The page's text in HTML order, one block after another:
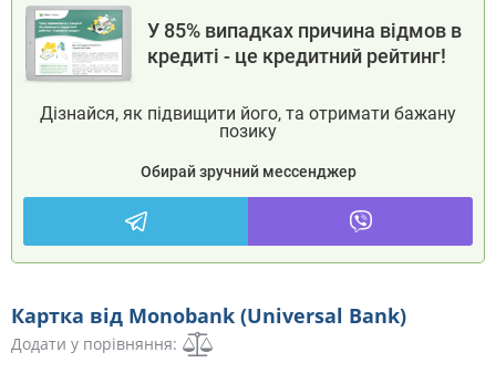
У 85% випадках причина відмов в
кредиті - це кредитний рейтинг!
Дізнайся, як підвищити його, та отримати бажану
позику
Обирай зручний мессенджер
Картка від Monobank (Universal Bank)
Додати у порівняння: